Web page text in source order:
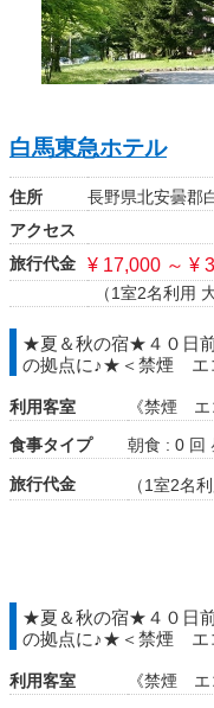
白馬東急ホテル
住所
長野県北安曇郡
アクセス
旅行代金
¥ 17,000 ～ ¥
（1室2名利用
★夏＆秋の宿★４０日
の拠点に♪★＜禁煙 エ
利用客室
《禁煙 エ
食事タイプ
朝食 : 0 回
旅行代金 （1室2名利
★夏＆秋の宿★４０日
の拠点に♪★＜禁煙 エ
利用客室
《禁煙 エ